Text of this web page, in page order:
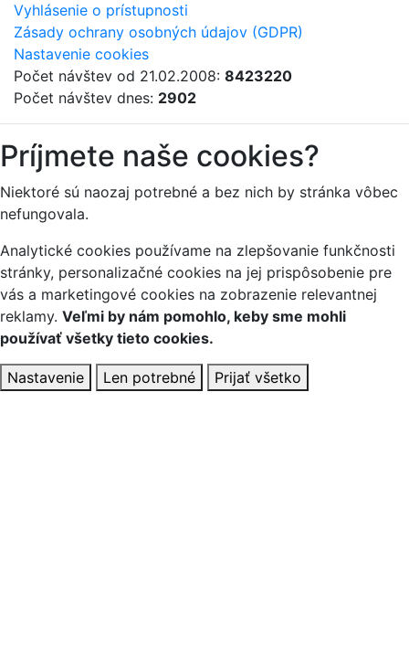
Vyhlásenie o prístupnosti
Zásady ochrany osobných údajov (GDPR)
Nastavenie cookies
Počet návštev od 21.02.2008: 8423220
Počet návštev dnes: 2902
Príjmete naše cookies?
Niektoré sú naozaj potrebné a bez nich by stránka vôbec
nefungovala.
Analytické cookies používame na zlepšovanie funkčnosti
stránky, personalizačné cookies na jej prispôsobenie pre
vás a marketingové cookies na zobrazenie relevantnej
reklamy. Veľmi by nám pomohlo, keby sme mohli
používať všetky tieto cookies.
Nastavenie Len potrebné Prijať všetko